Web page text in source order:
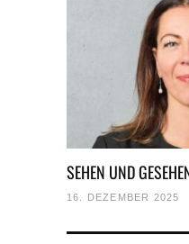
SEHEN UND
16. DEZEMBER 2025